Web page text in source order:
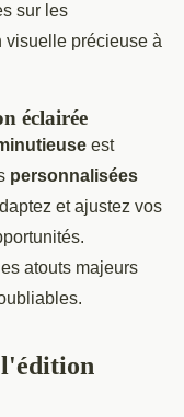
sur les
visuelle précieuse à
éclairée
est
personnalisées
et ajustez vos
atouts majeurs
l'édition